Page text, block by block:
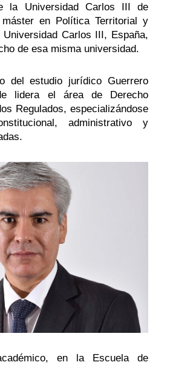
la Universidad Carlos III de
máster en Política Territorial y
Carlos III, España,
de esa misma universidad.
del estudio jurídico Guerrero
lidera el área de Derecho
Regulados, especializándose
administrativo y
en la Escuela de